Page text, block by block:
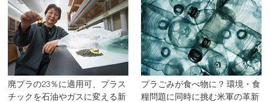
廃プラの23％に適用可、プラス
チックを石油やガスに変える新
プラごみが食べ物に？ 環境・食
糧問題に同時に挑む米軍の革新